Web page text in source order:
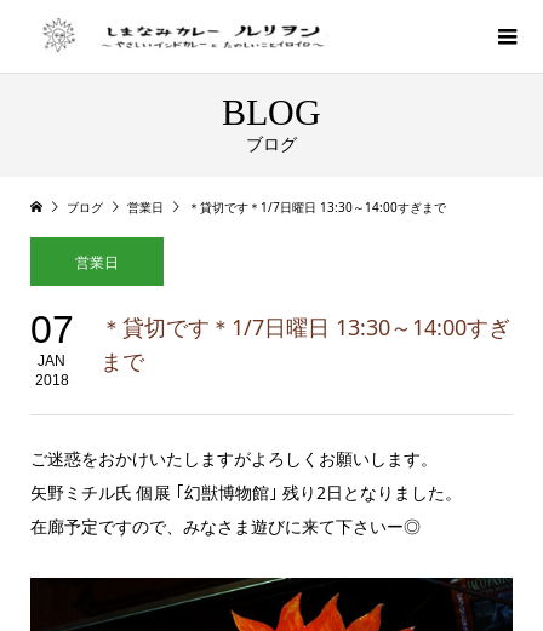
BLOG
ブログ
ブログ 営業日 ＊貸切です＊1/7日曜日 13:30～14:00すぎまで
営業日
07
JAN
2018
＊貸切です＊1/7日曜日 13:30～14:00すぎ
まで
ご迷惑をおかけいたしますがよろしくお願いします。
矢野ミチル氏 個展 ｢幻獣博物館｣ 残り2日となりました。
在廊予定ですので、みなさま遊びに来て下さいー◎